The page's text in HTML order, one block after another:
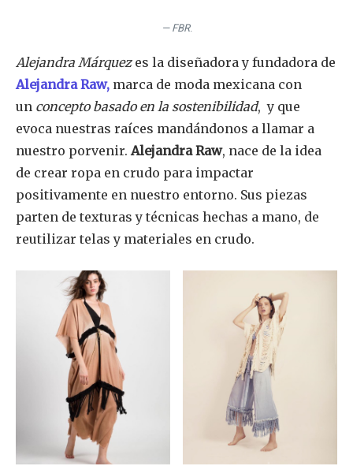
— FBR.
Alejandra Márquezes la diseñadora y fundadora de
Alejandra Raw, marca de moda mexicana con
un concepto basado en la sostenibilidad, y que
evoca nuestras raíces mandándonos a llamar a
nuestro porvenir.Alejandra Raw, nace de la idea
de crear ropa en crudo para impactar
positivamente en nuestro entorno. Sus piezas
parten de texturas y técnicas hechas a mano, de
reutilizar telas y materiales en crudo.